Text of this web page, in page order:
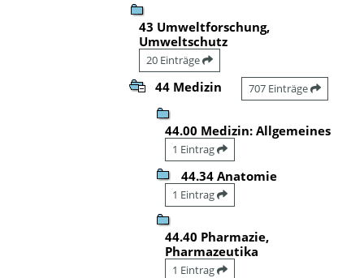
43 Umweltforschung,
Umweltschutz
20 Einträge
44 Medizin 707 Einträge
44.00 Medizin: Allgemeines
1 Eintrag
44.34 Anatomie
1 Eintrag
44.40 Pharmazie,
Pharmazeutika
1 Eintrag